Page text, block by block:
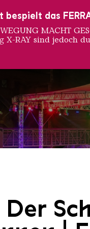
bespielt das
MACHT
RAY sind jedoch